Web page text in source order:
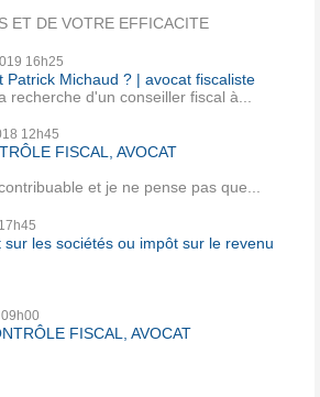
ET DE VOTRE EFFICACITE
16h25
Patrick Michaud ? | avocat fiscaliste
recherche d'un conseiller fiscal à...
12h45
FISCAL, AVOCAT
et je ne pense pas que...
17h45
sur les sociétés ou impôt sur le revenu
09h00
FISCAL, AVOCAT